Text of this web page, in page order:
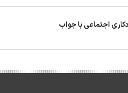
اجتماعی با جواب